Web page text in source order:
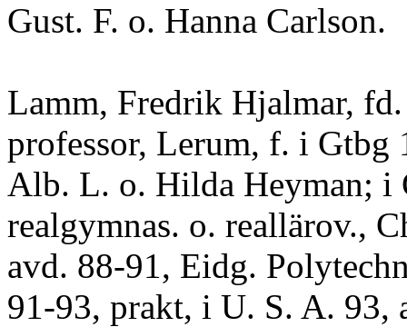
Gust. F. o. Hanna Carlson.
Lamm, Fredrik Hjalmar, fd.
professor, Lerum, f. i Gtbg
Alb. L. o. Hilda Heyman; i
realgymnas. o. reallärov.,
avd. 88-91, Eidg.
91-93, prakt, i U. S. A. 93,